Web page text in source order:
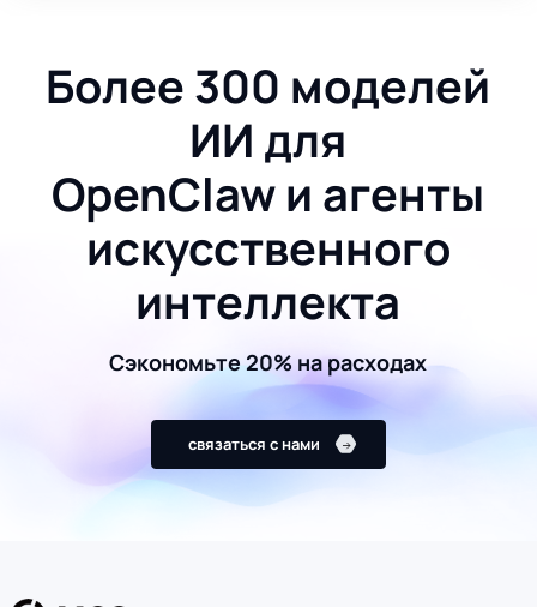
Более 300 моделей
ИИ для
OpenClaw и агенты
искусственного
интеллекта
Сэкономьте 20% на расходах
связаться с нами